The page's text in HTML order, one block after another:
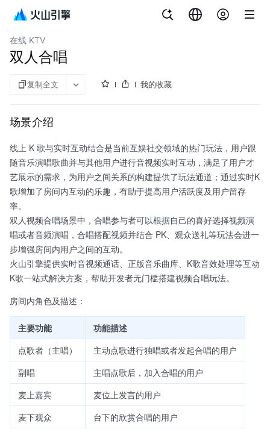
音视频云端一体解决方案
在线 KTV
双人合唱
复制全文 我的收藏
场景介绍
线上 K 歌与实时互动结合是当前互娱社交领域的热门玩法，用户跟
随音乐演唱歌曲并与其他用户进行音视频实时互动，满足了用户才
艺展示的需求，为用户之间关系的构建提供了玩法通道；通过实时K
歌增加了房间内互动的乐趣，有助于提高用户活跃度及用户留存
率。
双人视频合唱场景中，合唱参与者可以根据自己的喜好选择视频演
唱或者音频演唱，合唱搭配视频并结合 PK、观众送礼等玩法会进一
步增强房间内用户之间的互动。
火山引擎提供实时音视频通话、正版音乐曲库、K歌音效处理等互动
K歌一站式解决方案，帮助开发者无门槛搭建视频合唱玩法。
房间内角色及描述：
主要功能
功能描述
点歌者（主唱）
主动点歌进行独唱或者发起合唱的用户
副唱
主唱点歌后，加入合唱的用户
麦上嘉宾
麦位上发言的用户
麦下观众
台下的欣赏合唱的用户